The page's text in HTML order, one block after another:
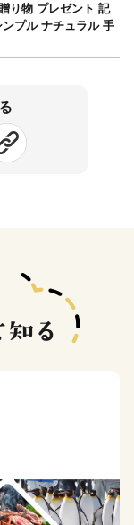
り物 プレゼント 記
プル ナチュラル 手